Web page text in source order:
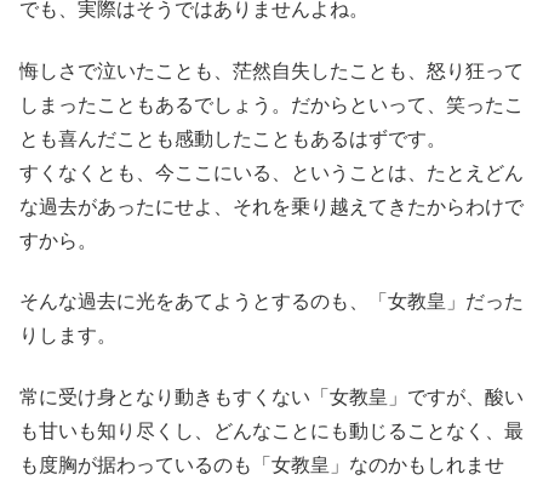
でも、実際はそうではありませんよね。
悔しさで泣いたことも、茫然自失したことも、怒り狂って
しまったこともあるでしょう。だからといって、笑ったこ
とも喜んだことも感動したこともあるはずです。
すくなくとも、今ここにいる、ということは、たとえどん
な過去があったにせよ、それを乗り越えてきたからわけで
すから。
そんな過去に光をあてようとするのも、「女教皇」だった
りします。
常に受け身となり動きもすくない「女教皇」ですが、酸い
も甘いも知り尽くし、どんなことにも動じることなく、最
も度胸が据わっているのも「女教皇」なのかもしれませ